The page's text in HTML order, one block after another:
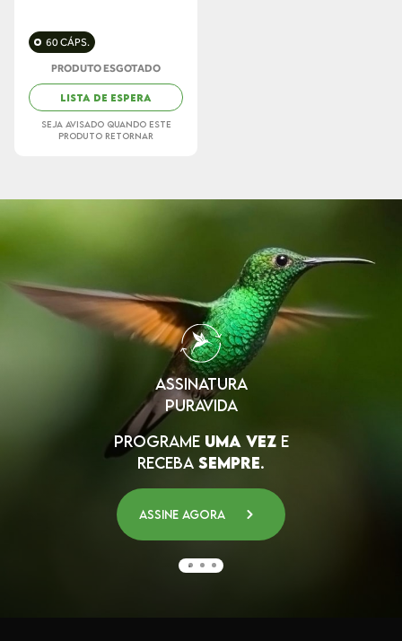
60 CÁPS.
PRODUTO ESGOTADO
LISTA DE ESPERA
SEJA AVISADO QUANDO ESTE
PRODUTO RETORNAR
ASSINATURA
PURAVIDA
PROGRAME UMA VEZE
RECEBA SEMPRE.
Assine agora